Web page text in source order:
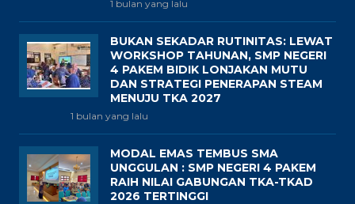
1 bulan yang lalu
BUKAN SEKADAR RUTINITAS: LEWAT
WORKSHOP TAHUNAN, SMP NEGERI
4 PAKEM BIDIK LONJAKAN MUTU
DAN STRATEGI PENERAPAN STEAM
MENUJU TKA 2027
1 bulan yang lalu
MODAL EMAS TEMBUS SMA
UNGGULAN : SMP NEGERI 4 PAKEM
RAIH NILAI GABUNGAN TKA-TKAD
2026 TERTINGGI